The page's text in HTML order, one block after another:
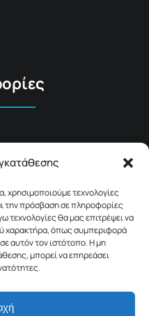
χρησιμοποιούμε τεχνολογίες
την πρόσβαση σε πληροφορίες
τεχνολογίες θα μας επιτρέψει να
χαρακτήρα, όπως συμπεριφορά
αυτόν τον ιστότοπο. Η μη
μπορεί να επηρεάσει